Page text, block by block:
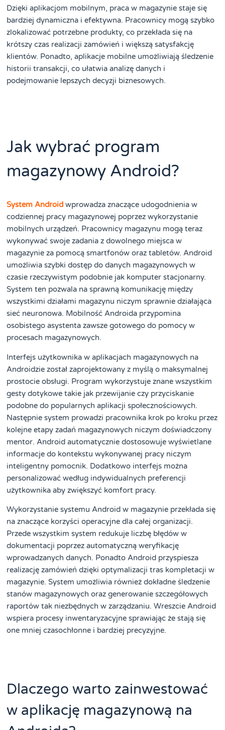
Dzięki aplikacjom mobilnym, praca w magazynie staje się
bardziej dynamiczna i efektywna. Pracownicy mogą szybko
zlokalizować potrzebne produkty, co przekłada się na
krótszy czas realizacji zamówień i większą satysfakcję
klientów. Ponadto, aplikacje mobilne umożliwiają śledzenie
historii transakcji, co ułatwia analizę danych i
podejmowanie lepszych decyzji biznesowych.
Jak wybrać program
magazynowy Android?
System Android wprowadza znaczące udogodnienia w
codziennej pracy magazynowej poprzez wykorzystanie
mobilnych urządzeń. Pracownicy magazynu mogą teraz
wykonywać swoje zadania z dowolnego miejsca w
magazynie za pomocą smartfonów oraz tabletów. Android
umożliwia szybki dostęp do danych magazynowych w
czasie rzeczywistym podobnie jak komputer stacjonarny.
System ten pozwala na sprawną komunikację między
wszystkimi działami magazynu niczym sprawnie działająca
sieć neuronowa. Mobilność Androida przypomina
osobistego asystenta zawsze gotowego do pomocy w
procesach magazynowych.
Interfejs użytkownika w aplikacjach magazynowych na
Androidzie został zaprojektowany z myślą o maksymalnej
prostocie obsługi. Program wykorzystuje znane wszystkim
gesty dotykowe takie jak przewijanie czy przyciskanie
podobne do popularnych aplikacji społecznościowych.
Następnie system prowadzi pracownika krok po kroku przez
kolejne etapy zadań magazynowych niczym doświadczony
mentor. Android automatycznie dostosowuje wyświetlane
informacje do kontekstu wykonywanej pracy niczym
inteligentny pomocnik. Dodatkowo interfejs można
personalizować według indywidualnych preferencji
użytkownika aby zwiększyć komfort pracy.
Wykorzystanie systemu Android w magazynie przekłada się
na znaczące korzyści operacyjne dla całej organizacji.
Przede wszystkim system redukuje liczbę błędów w
dokumentacji poprzez automatyczną weryfikację
wprowadzanych danych. Ponadto Android przyspiesza
realizację zamówień dzięki optymalizacji tras kompletacji w
magazynie. System umożliwia również dokładne śledzenie
stanów magazynowych oraz generowanie szczegółowych
raportów tak niezbędnych w zarządzaniu. Wreszcie Android
wspiera procesy inwentaryzacyjne sprawiając że stają się
one mniej czasochłonne i bardziej precyzyjne.
Dlaczego warto zainwestować
w aplikację magazynową na